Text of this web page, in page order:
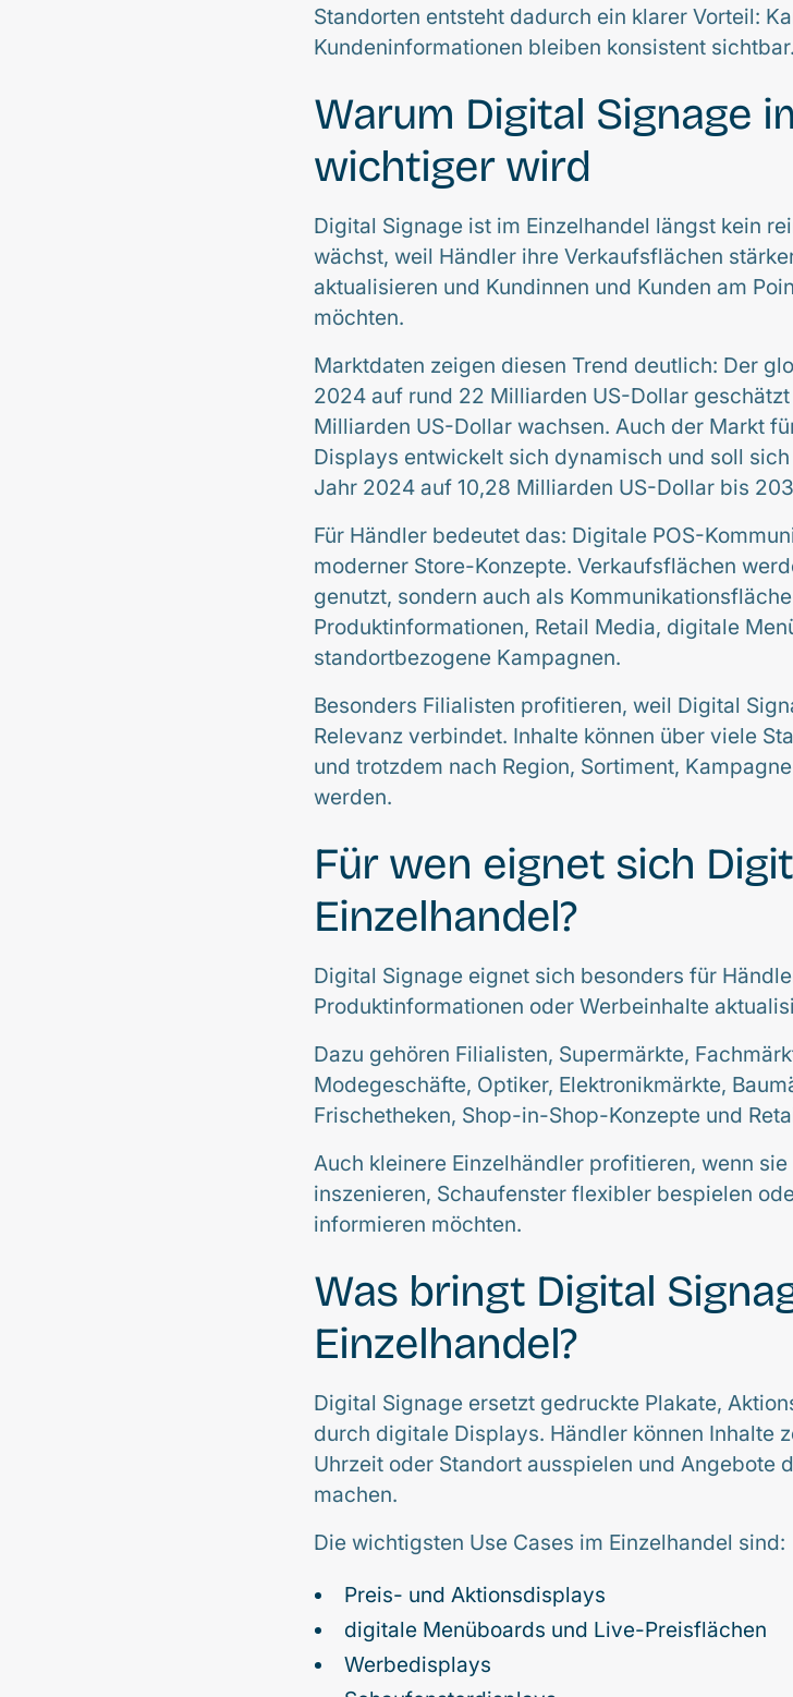
Standorten entsteht dadurch ein klarer Vorteil:
Kundeninformationen bleiben konsistent sichtbar.
Warum Digital Signage
wichtiger wird
Digital Signage ist im Einzelhandel längst kein
wächst, weil Händler ihre Verkaufsflächen
aktualisieren und Kundinnen und Kunden am
möchten.
Marktdaten zeigen diesen Trend deutlich: Der
2024 auf rund 22 Milliarden US-Dollar
Milliarden US-Dollar wachsen. Auch der Markt
Displays entwickelt sich dynamisch und soll
Jahr 2024 auf 10,28 Milliarden US-Dollar bis
Für Händler bedeutet das: Digitale POS-
moderner Store-Konzepte. Verkaufsflächen
genutzt, sondern auch als
Produktinformationen, Retail Media, digitale
standortbezogene Kampagnen.
Besonders Filialisten profitieren, weil Digital
Relevanz verbindet. Inhalte können über viele
und trotzdem nach Region, Sortiment,
werden.
Für wen eignet sich
Einzelhandel?
Digital Signage eignet sich besonders für
Produktinformationen oder Werbeinhalte
Dazu gehören Filialisten, Supermärkte,
Modegeschäfte, Optiker, Elektronikmärkte,
Frischetheken, Shop-in-Shop-Konzepte und
Auch kleinere Einzelhändler profitieren, wenn
inszenieren, Schaufenster flexibler bespielen
informieren möchten.
Was bringt Digital
Einzelhandel?
Digital Signage ersetzt gedruckte Plakate,
durch digitale Displays. Händler können Inhalte
Uhrzeit oder Standort ausspielen und Angebote
machen.
Die wichtigsten Use Cases im Einzelhandel sind:
Preis- und Aktionsdisplays
digitale Menüboards und Live-Preisflächen
Werbedisplays